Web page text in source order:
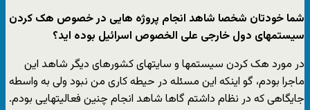
شما خودتان شخصا شاهد انجام پروژه هایی در خصوص هک کردن
سیستمهای دول خارجی علی الخصوص اسرائیل بوده اید؟
در مورد هک کردن سیستمها و سایتهای کشورهای دیگر شاهد این
ماجرا بودم، گو اینکه این مسئله در حیطه کاری من نبود ولی به واسطه
جایگاهی که در نظام داشتم گاها شاهد انجام چنین فعالیتهایی بودم.